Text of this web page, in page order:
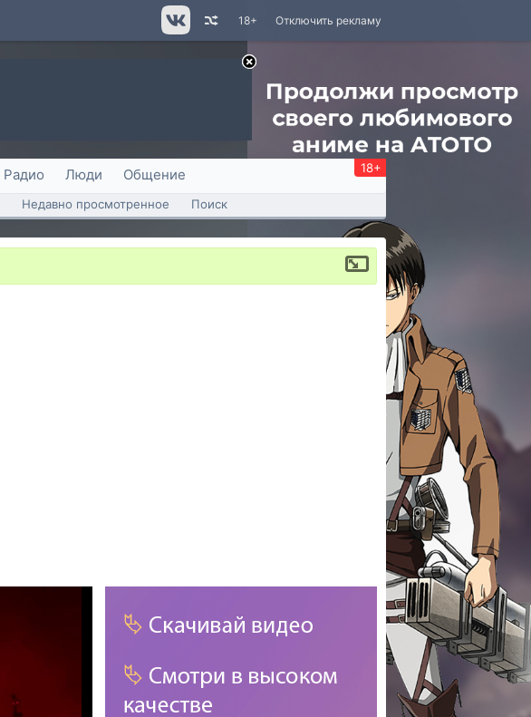
Отключить рекламу
18+
Радио Люди Общение 18+
Недавно просмотренное Поиск